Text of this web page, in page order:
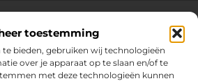
toestemming
bieden, gebruiken wij technologieën
over je apparaat op te slaan en/of te
met deze technologieën kunnen
en praktische tips voor het